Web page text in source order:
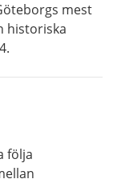
mest
historiska
följa